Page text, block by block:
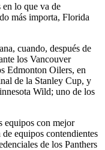
lo que va de
más importa, Florida
cuando, después de
los Vancouver
Edmonton Oilers, en
de la Stanley Cup, y
Wild; uno de los
equipos con mejor
equipos contendientes
de los Panthers